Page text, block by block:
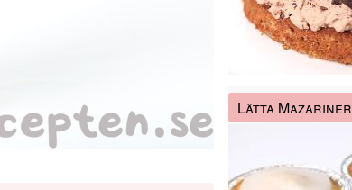
Lätta Mazariner